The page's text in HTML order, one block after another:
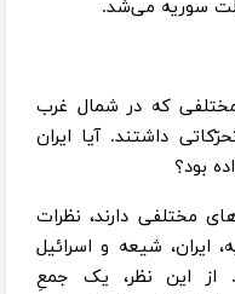
سوریه می‌شد.
که در شمال غرب
داشتند. آیا ایران
بود؟
مختلفی دارند، نظرات
ایران، شیعه و اسرائیل
از این نظر، یک جمعِ